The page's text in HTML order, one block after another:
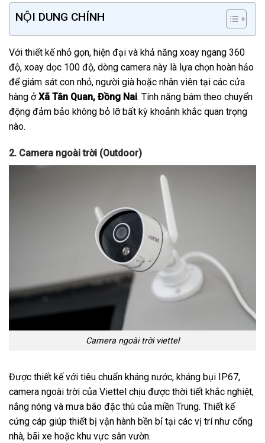
NỘI DUNG CHÍNH
Với thiết kế nhỏ gọn, hiện đại và khả năng xoay ngang 360
độ, xoay dọc 100 độ, dòng camera này là lựa chọn hoàn hảo
để giám sát con nhỏ, người già hoặc nhân viên tại các cửa
hàng ởXã Tân Quan, Đồng Nai. Tính năng bám theo chuyển
động đảm bảo không bỏ lỡ bất kỳ khoảnh khắc quan trọng
nào.
2. Camera ngoài trời (Outdoor)
Camera ngoài trời viettel
Được thiết kế với tiêu chuẩn kháng nước, kháng bụi IP67,
camera ngoài trời của Viettel chịu được thời tiết khắc nghiệt,
nắng nóng và mưa bão đặc thù của miền Trung. Thiết kế
cứng cáp giúp thiết bị vận hành bền bỉ tại các vị trí như cổng
nhà, bãi xe hoặc khu vực sân vườn.